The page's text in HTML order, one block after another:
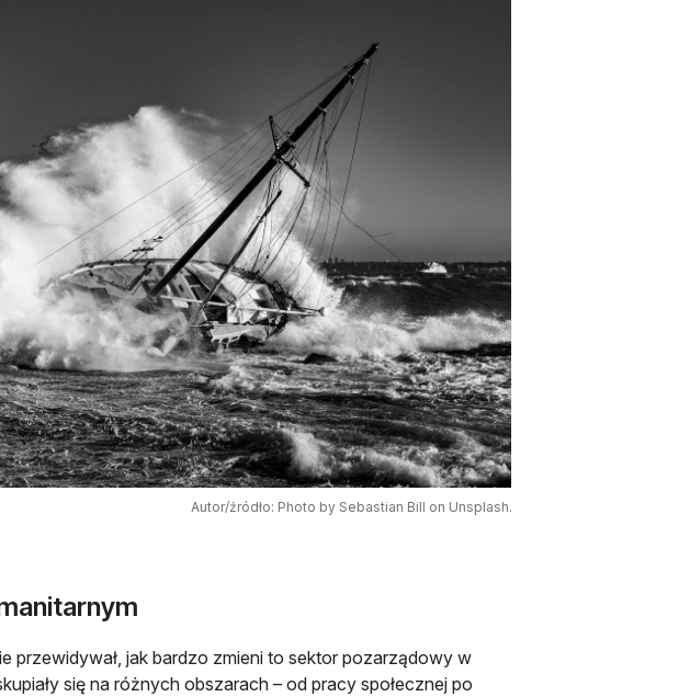
Autor/źródło: Photo by Sebastian Bill on Unsplash.
przewidywał, jak bardzo zmieni to sektor pozarządowy w
się na różnych obszarach – od pracy społecznej po